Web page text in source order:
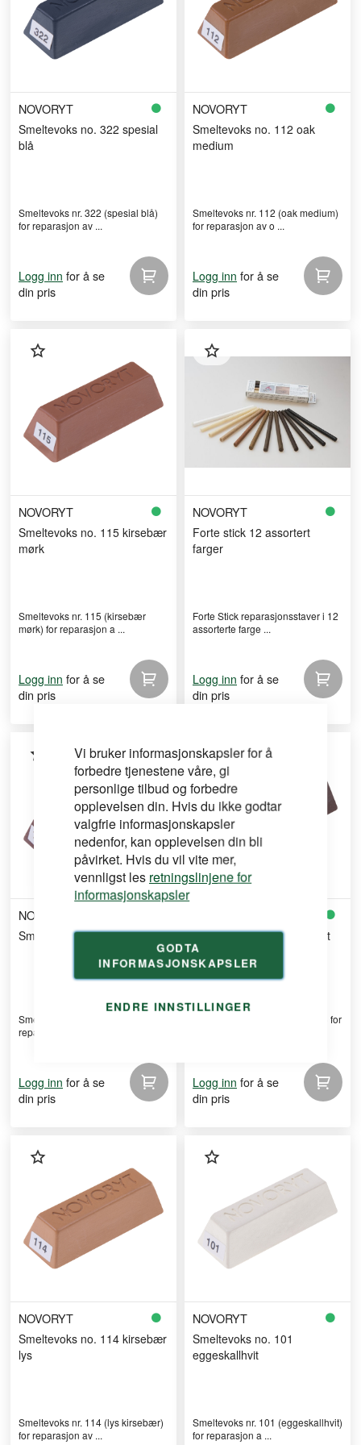
Vi bruker informasjonskapsler for å
forbedre tjenestene våre, gi
personlige tilbud og forbedre
opplevelsen din. Hvis du ikke godtar
valgfrie informasjonskapsler
nedenfor, kan opplevelsen din bli
påvirket. Hvis du vil vite mer,
vennligst les retningslinjene for
informasjonskapsler
GODTA
INFORMASJONSKAPSLER
ENDRE INNSTILLINGER
NOVORYT
Smeltevoks no. 322 spesial
blå
Smeltevoks nr. 322 (spesial blå)
for reparasjon av ...
Logg inn for å se
din pris
NOVORYT
Smeltevoks no. 112 oak
medium
Smeltevoks nr. 112 (oak medium)
for reparasjon av o ...
Logg inn for å se
din pris
NOVORYT
Smeltevoks no. 115 kirsebær
mørk
Smeltevoks nr. 115 (kirsebær
mørk) for reparasjon a ...
Logg inn for å se
din pris
NOVORYT
Forte stick 12 assortert
farger
Forte Stick reparasjonsstaver i 12
assorterte farge ...
Logg inn for å se
din pris
NOVORYT
Smeltevoks no. 129 mahogni
Smeltevoks nr. 129 (mahogni) for
reparasjon av over ...
Logg inn for å se
din pris
Smeltevoks no. 119 valnøtt
lys
Smeltevoks nr. 119 (lys valnøtt) for
Logg inn for å se
din pris
NOVORYT
Smeltevoks no. 114 kirsebær
lys
Smeltevoks nr. 114 (lys kirsebær)
for reparasjon av ...
NOVORYT
Smeltevoks no. 101
eggeskallhvit
Smeltevoks nr. 101 (eggeskallhvit)
for reparasjon a ...